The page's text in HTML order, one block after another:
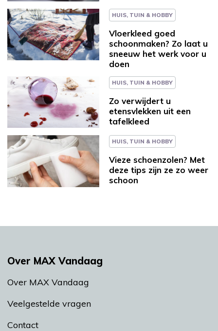
HUIS, TUIN & HOBBY
Vloerkleed goed
schoonmaken? Zo laat u
sneeuw het werk voor u
doen
HUIS, TUIN & HOBBY
Zo verwijdert u
etensvlekken uit een
tafelkleed
HUIS, TUIN & HOBBY
Vieze schoenzolen? Met
deze tips zijn ze zo weer
schoon
Over MAX Vandaag
Over MAX Vandaag
Veelgestelde vragen
Contact